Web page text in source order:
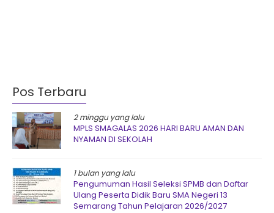
Pos Terbaru
2 minggu yang lalu
MPLS SMAGALAS 2026 HARI BARU AMAN DAN
NYAMAN DI SEKOLAH
1 bulan yang lalu
Pengumuman Hasil Seleksi SPMB dan Daftar
Ulang Peserta Didik Baru SMA Negeri 13
Semarang Tahun Pelajaran 2026/2027